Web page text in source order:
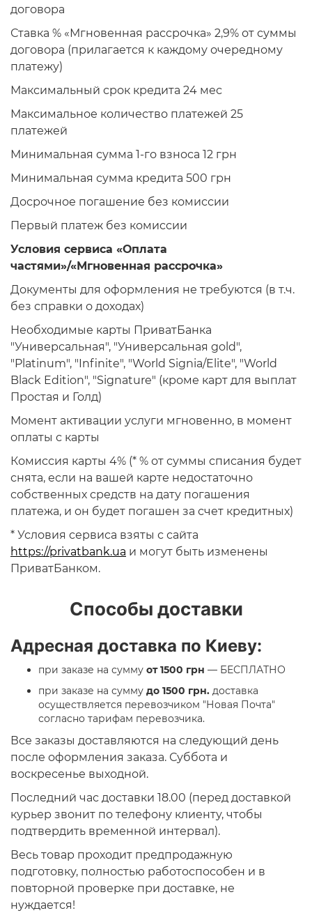
договора
Ставка % «Мгновенная рассрочка» 2,9% от суммы
договора (прилагается к каждому очередному
платежу)
Максимальный срок кредита 24 мес
Максимальное количество платежей 25
платежей
Минимальная сумма 1-го взноса 12 грн
Минимальная сумма кредита 500 грн
Досрочное погашение без комиссии
Первый платеж без комиссии
Условия сервиса «Оплата
частями»/«Мгновенная рассрочка»
Документы для оформления не требуются (в т.ч.
без справки о доходах)
Необходимые карты ПриватБанка
"Универсальная", "Универсальная gold",
"Platinum", "Infinite", "World Signia/Elite", "World
Black Edition", "Signature" (кроме карт для выплат
Простая и Голд)
Момент активации услуги мгновенно, в момент
оплаты с карты
Комиссия карты 4% (* % от суммы списания будет
снята, если на вашей карте недостаточно
собственных средств на дату погашения
платежа, и он будет погашен за счет кредитных)
* Условия сервиса взяты с сайта
https://privatbank.ua и могут быть изменены
ПриватБанком.
Способы доставки
Адресная доставка по Киеву:
при заказе на сумму от 1500 грн — БЕСПЛАТНО
при заказе на сумму до 1500 грн. доставка
осуществляется перевозчиком "Новая Почта"
согласно тарифам перевозчика.
Все заказы доставляются на следующий день
после оформления заказа. Суббота и
воскресенье выходной.
Последний час доставки 18.00 (перед доставкой
курьер звонит по телефону клиенту, чтобы
подтвердить временной интервал).
Весь товар проходит предпродажную
подготовку, полностью работоспособен и в
повторной проверке при доставке, не
нуждается!